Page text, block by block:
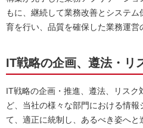
もに、継続して業務改善とシステ
育を行い、品質を確保した業務運営
IT戦略の企画、遵法・リ
IT戦略の企画・推進、遵法、リスク
ど、当社の様々な部門における情
て、適正に統制し、あるべき姿へ